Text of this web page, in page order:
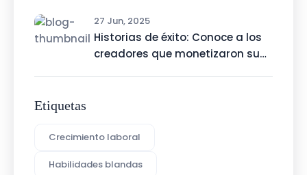
27 Jun, 2025
Historias de éxito: Conoce a los
creadores que monetizaron su
Etiquetas
Crecimiento laboral
Habilidades blandas